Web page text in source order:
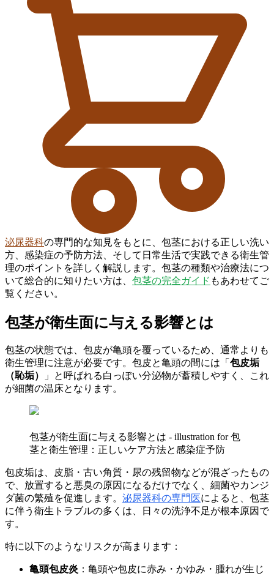
泌尿器科の専門的な知見をもとに、包茎における正しい洗い
方、感染症の予防方法、そして日常生活で実践できる衛生管
理のポイントを詳しく解説します。包茎の種類や治療法につ
いて総合的に知りたい方は、 包茎の完全ガイド もあわせてご
覧ください。
包茎が衛生面に与える影響とは
包茎の状態では、包皮が亀頭を覆っているため、通常よりも
衛生管理に注意が必要です。包皮と亀頭の間には「 包皮垢
（恥垢）
」と呼ばれる白っぽい分泌物が蓄積しやすく、これ
が細菌の温床となります。
包茎が衛生面に与える影響とは - illustration for 包
茎と衛生管理：正しいケア方法と感染症予防
包皮垢は、皮脂・古い角質・尿の残留物などが混ざったもの
で、放置すると悪臭の原因になるだけでなく、細菌やカンジ
ダ菌の繁殖を促進します。 泌尿器科の専門医によると、包茎
に伴う衛生トラブルの多くは、日々の洗浄不足が根本原因で
す。
特に以下のようなリスクが高まります：
亀頭包皮炎 ：亀頭や包皮に赤み・かゆみ・腫れが生じ